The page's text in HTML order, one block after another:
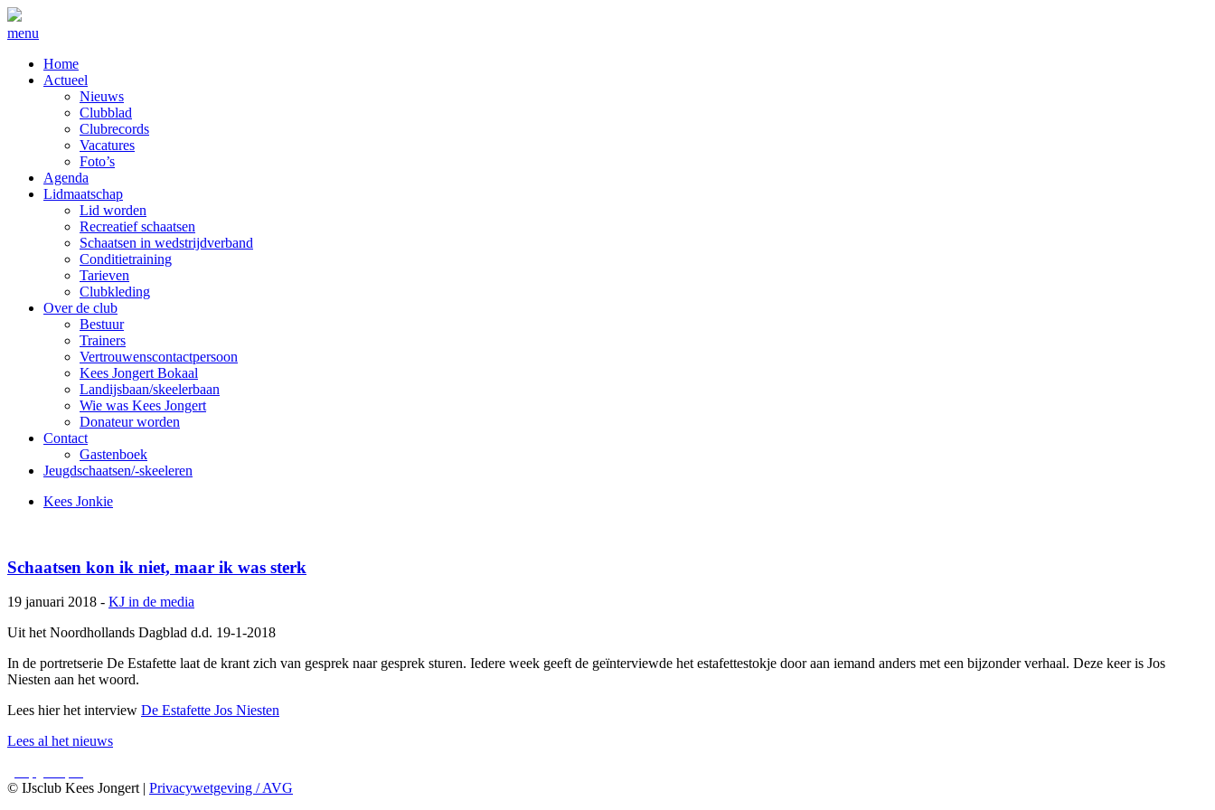
menu
Home
Actueel
Nieuws
Clubblad
Clubrecords
Vacatures
Foto’s
Agenda
Lidmaatschap
Lid worden
Recreatief schaatsen
Schaatsen in wedstrijdverband
Conditietraining
Tarieven
Clubkleding
Over de club
Bestuur
Trainers
Vertrouwenscontactpersoon
Kees Jongert Bokaal
Landijsbaan/skeelerbaan
Wie was Kees Jongert
Donateur worden
Contact
Gastenboek
Jeugdschaatsen/-skeeleren
Kees Jonkie
Schaatsen kon ik niet, maar ik was sterk
19 januari 2018 - KJ in de media
Uit het Noordhollands Dagblad d.d. 19-1-2018
In de portretserie De Estafette laat de krant zich van gesprek naar gesprek sturen. Iedere week geeft de geïnterviewde het estafettestokje door aan iemand anders met een bijzonder verhaal. Deze keer is Jos
Niesten aan het woord.
Lees hier het interview De Estafette Jos Niesten
Lees al het nieuws
© IJsclub Kees Jongert | Privacywetgeving / AVG